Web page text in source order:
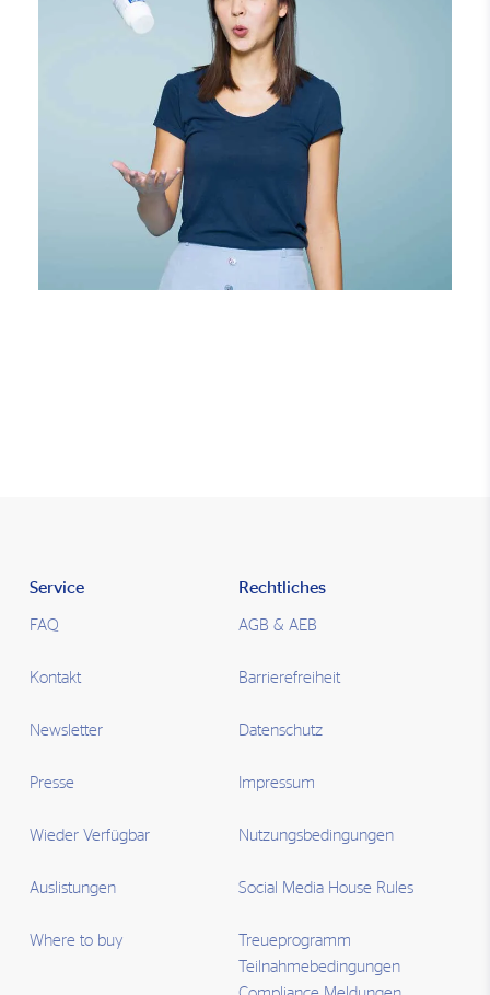
Service
FAQ
Kontakt
Newsletter
Presse
Wieder Verfügbar
Auslistungen
Where to buy
Rechtliches
AGB & AEB
Barrierefreiheit
Datenschutz
Impressum
Nutzungsbedingungen
Social Media House Rules
Treueprogramm
Teilnahmebedingungen